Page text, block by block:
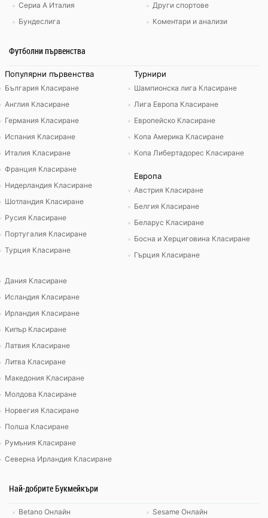
Сериа А Италия
Бундеслига
Други спортове
Коментари и анализи
Футболни първенства
Популярни първенства
България Класиране
Англия Класиране
Германия Класиране
Испания Класиране
Италия Класиране
Франция Класиране
Нидерландия Класиране
Шотландия Класиране
Русия Класиране
Португалия Класиране
Турция Класиране
Турнири
Шампионска лига Класиране
Лига Европа Класиране
Европейско Класиране
Копа Америка Класиране
Копа Либертадорес Класиране
Европа
Австрия Класиране
Белгия Класиране
Беларус Класиране
Босна и Херциговина Класиране
Гърция Класиране
Дания Класиране
Исландия Класиране
Ирландия Класиране
Кипър Класиране
Латвия Класиране
Литва Класиране
Македония Класиране
Молдова Класиране
Норвегия Класиране
Полша Класиране
Румъния Класиране
Северна Ирландия Класиране
Най-добрите Букмейкъри
Betano Онлайн
Sesame Онлайн